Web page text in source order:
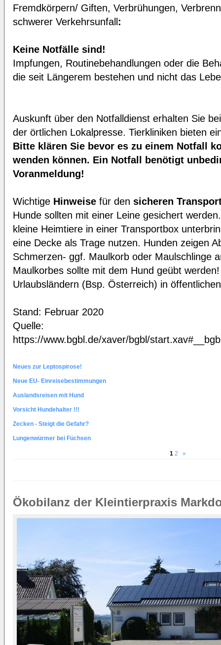
Fremdkörpern/ Giften, Verbrühungen,
schwerer Verkehrsunfall :
Keine Notfälle sind!
Impfungen, Routinebehandlungen oder die
die seit Längerem bestehen und nicht das
Auskunft über den Notfalldienst erhalten Sie
der örtlichen Lokalpresse. Tierkliniken bieten
Bitte klären Sie bevor es zu einem Notfall
wenden können. Ein Notfall benötigt
Voranmeldung!
Wichtige Hinweise für den sicheren
Hunde sollten mit einer Leine gesichert
kleine Heimtiere in einer Transportbox
eine Decke als Trage nutzen. Hunden zeigen
Schmerzen- ggf. Maulkorb oder Maulschlinge
Maulkorbes sollte mit dem Hund geübt
Urlaubsländern (Bsp. Österreich) in
Stand: Februar 2020
Quelle:
https://www.bgbl.de/xaver/bgbl/
Neues zur Leptospirose!
Neue EU- Einreisebestimmungen
Auslandsreisen mit Hund
Vorsicht Hundehalter !!!
Zecken - Steigt die Gefahr?
Lungenwürmer bei Füchsen
1 2 »
Ökobilanz der Kleintierpraxis